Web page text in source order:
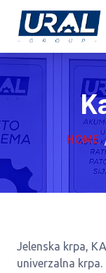
HOME
Jelenska krpa,
univerzalna krpa.